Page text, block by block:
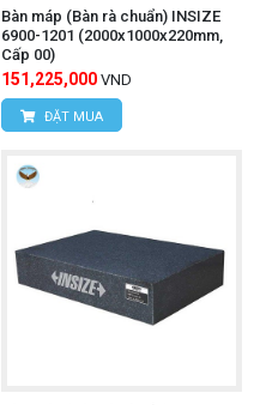
Bàn máp (Bàn rà chuẩn) INSIZE
6900-1201 (2000x1000x220mm,
Cấp 00)
151,225,000 VND
ĐẶT MUA